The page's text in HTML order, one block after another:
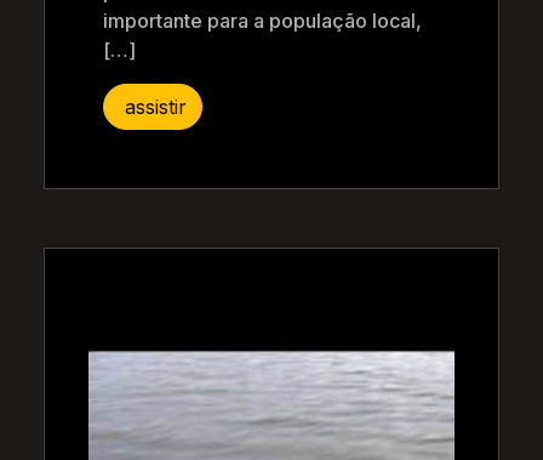
importante para a população local,
[…]
assistir